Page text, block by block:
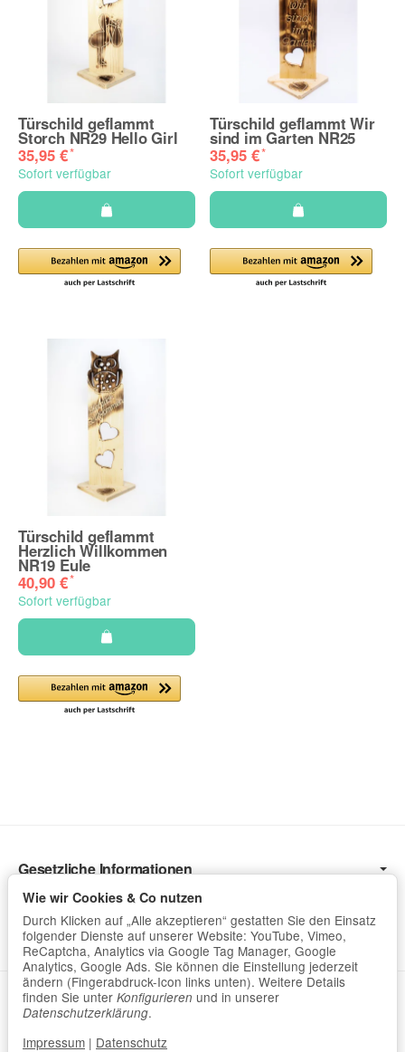
Türschild geflammt
Storch NR29 Hello Girl
35,95 €*
Sofort verfügbar
Türschild geflammt Wir
sind im Garten NR25
35,95 €*
Sofort verfügbar
Türschild geflammt
Herzlich Willkommen
NR19 Eule
40,90 €*
Sofort verfügbar
Gesetzliche Informationen
Wir Versenden mit
Hilfreich
Datenschutzerklärung •Impressum
Wie wir Cookies & Co nutzen
Durch Klicken auf „Alle akzeptieren“ gestatten Sie den Einsatz
folgender Dienste auf unserer Website: YouTube, Vimeo,
ReCaptcha, Analytics via Google Tag Manager, Google
Analytics, Google Ads. Sie können die Einstellung jederzeit
ändern (Fingerabdruck-Icon links unten). Weitere Details
finden Sie unter Konfigurieren und in unserer
Datenschutzerklärung.
Impressum | Datenschutz